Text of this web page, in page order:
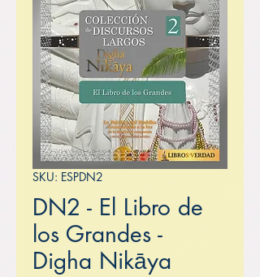
SKU: ESPDN2
DN2 - El Libro de
los Grandes -
Digha Nikāya